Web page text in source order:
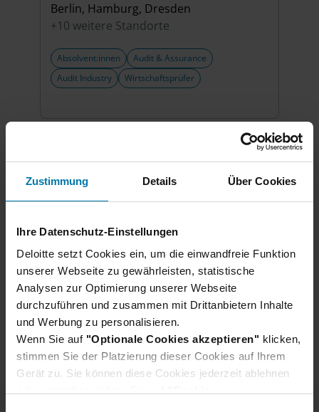
Zustimmung Details Über Cookies
Ihre Datenschutz-Einstellungen
Deloitte setzt Cookies ein, um die einwandfreie Funktion
unserer Webseite zu gewährleisten, statistische
Analysen zur Optimierung unserer Webseite
durchzuführen und zusammen mit Drittanbietern Inhalte
und Werbung zu personalisieren.
Wenn Sie auf "Optionale Cookies akzeptieren" klicken,
stimmen Sie der Platzierung dieser Cookies auf Ihrem
Gerät zu. Sie können diese Cookies jederzeit ablehnen
Berlin, Hamburg, Dresden
+10 weitere Standorte
Absolvent:innen
Audit & Assurance
Audit Industry
Wirtschaftsprüfer
AuditXcellence Masterprogramm
Berlin, München, Nürnberg
Absolvent:innen
Audit & Assurance
Audit Industry
Wirtschaftsprüfer
(m/
alle Jobs zeigen